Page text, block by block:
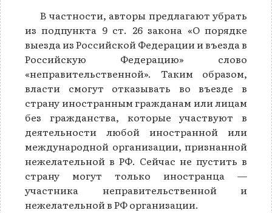
В частности, авторы предлагают убрать
из подпункта 9 ст. 26 закона «О порядке
выезда из Российской Федерации и въезда в
Российскую Федерацию» слово
«неправительственной». Таким образом,
власти смогут отказывать во въезде в
страну иностранным гражданам или лицам
без гражданства, которые участвуют в
деятельности любой иностранной или
международной организации, признанной
нежелательной в РФ. Сейчас не пустить в
страну могут только иностранца —
участника неправительственной и
нежелательной в РФ организации.